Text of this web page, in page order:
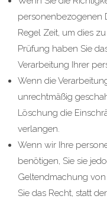
personenbezogenen
Regel Zeit, um dies
Prüfung haben Sie
Verarbeitung Ihrer
Wenn die
unrechtmäßig
Löschung die
verlangen.
Wenn wir Ihre
benötigen, Sie sie
Geltendmachung
Sie das Recht, statt